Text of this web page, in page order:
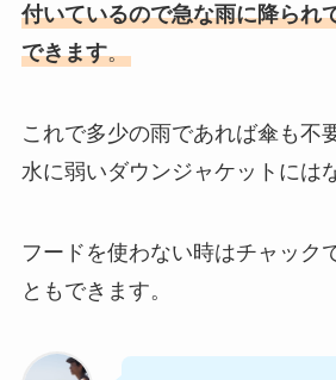
付いているので急な雨に降られ
できます。
これで多少の雨であれば傘も不
水に弱いダウンジャケットには
フードを使わない時はチャック
ともできます。